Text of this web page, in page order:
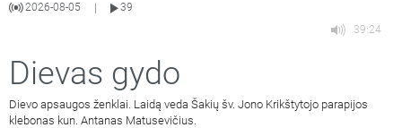
2026-08-05
39
39:24
Dievas gydo
Dievo apsaugos ženklai. Laidą veda Šakių šv. Jono Krikštytojo parapijos
klebonas kun. Antanas Matusevičius.